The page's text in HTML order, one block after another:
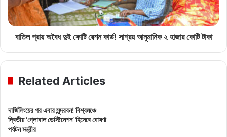
বাতিল প্রায় অবৈধ দুই কোটি রেশন কার্ড! সাশ্রয় আনুমানিক ২ হাজার কোটি টাকা
Related Articles
দার্জিলিংয়ের পর এবার সুন্দরবন! বিশ্বমঞ্চে
দ্বিতীয় ‘গ্লোবাল ডেস্টিনেশন’ হিসেবে ঘোষণা
পর্যটন মন্ত্রীর